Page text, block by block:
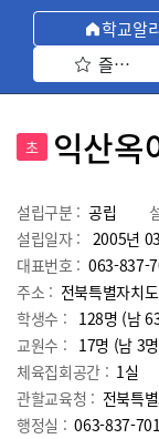
학교알
즐겨찾기
초 익산옥
설립구분 : 공립
설립일자 : 2005년
대표번호 : 063-837-
주소 : 전북특별자치
학생수 : 128명 (남
교원수 : 17명 (남 3
체육집회공간 : 1실
관할교육청 : 전북특
행정실 : 063-837-